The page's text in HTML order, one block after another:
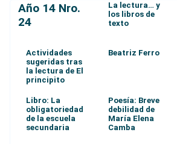
Año 14 Nro.
24
La lectura… y
los libros de
texto
Actividades
sugeridas tras
la lectura de El
principito
Beatriz Ferro
Libro: La
obligatoriedad
de la escuela
secundaria
Poesía: Breve
debilidad de
María Elena
Camba